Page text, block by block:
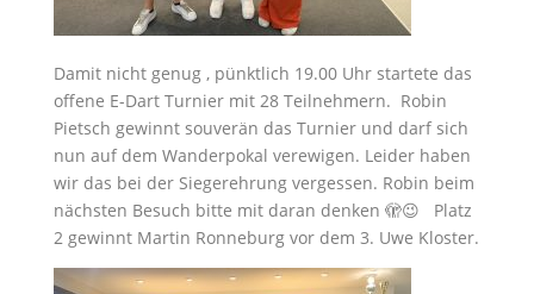
Damit nicht genug , pünktlich 19.00 Uhr startete das
offene E-Dart Turnier mit 28 Teilnehmern. Robin
Pietsch gewinnt souverän das Turnier und darf sich
nun auf dem Wanderpokal verewigen. Leider haben
wir das bei der Siegerehrung vergessen. Robin beim
nächsten Besuch bitte mit daran denken 🫣😉 Platz
2 gewinnt Martin Ronneburg vor dem 3. Uwe Kloster.